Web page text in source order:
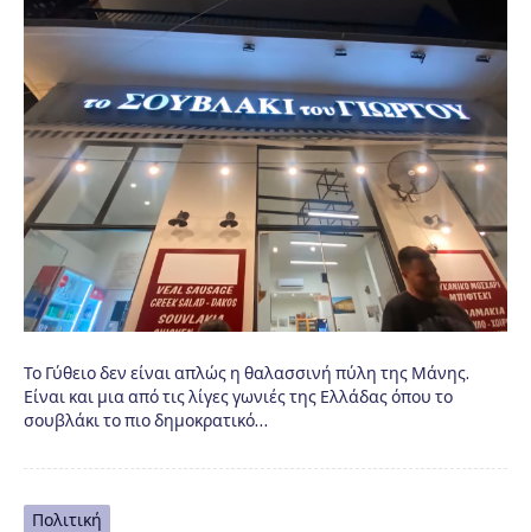
Το Γύθειο δεν είναι απλώς η θαλασσινή πύλη της Μάνης.
Είναι και μια από τις λίγες γωνιές της Ελλάδας όπου το
σουβλάκι το πιο δημοκρατικό…
Πολιτική